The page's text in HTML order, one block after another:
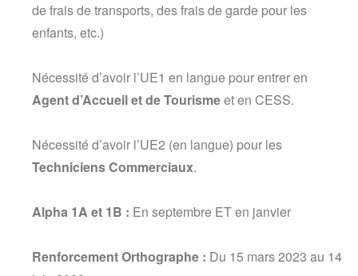
de frais de transports, des frais de garde pour les
enfants, etc.)
Nécessité d’avoir l’UE1 en langue pour entrer en
Agent d’Accueil et de Tourismeet en CESS.
Nécessité d’avoir l’UE2 (en langue) pour les
Techniciens Commerciaux.
Alpha 1A et 1B : En septembre ET en janvier
Renforcement Orthographe : Du 15 mars 2023 au 14